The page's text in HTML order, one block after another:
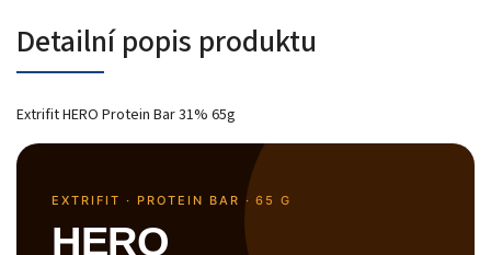
Detailní popis produktu
Extrifit HERO Protein Bar 31% 65g
EXTRIFIT · PROTEIN BAR · 65 G
HERO